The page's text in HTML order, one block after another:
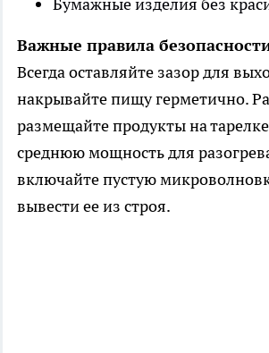
Бумажные изделия без
Важные правила
Всегда оставляйте зазор для
накрывайте пищу герметично.
размещайте продукты на
среднюю мощность для
включайте пустую
вывести ее из строя.